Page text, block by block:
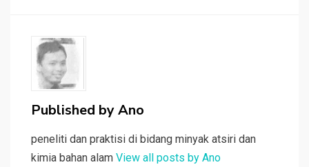
Published byAno
peneliti dan praktisi di bidang minyak atsiri dan
kimia bahan alam View all posts by Ano